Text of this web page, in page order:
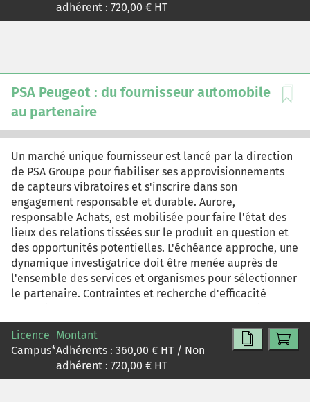
adhérent : 720,00 € HT
PSA Peugeot : du fournisseur automobile
au partenaire
Un marché unique fournisseur est lancé par la direction
de PSA Groupe pour fiabiliser ses approvisionnements
de capteurs vibratoires et s'inscrire dans son
engagement responsable et durable. Aurore,
responsable Achats, est mobilisée pour faire l'état des
lieux des relations tissées sur le produit en question et
des opportunités potentielles. L'échéance approche, une
dynamique investigatrice doit être menée auprès de
l'ensemble des services et organismes pour sélectionner
le partenaire. Contraintes et recherche d'efficacité
nécessiteront un savant dosage pour servir d'arbitrage
pour argumenter le choix final auprès de la direction de
PSA Groupe.
Licence
Campus*
Montant
Adhérents : 360,00 € HT / Non
adhérent : 720,00 € HT